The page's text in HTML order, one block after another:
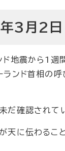
3月2日
ド地震から1
ンド首相の
だ確認されて
天に伝わること